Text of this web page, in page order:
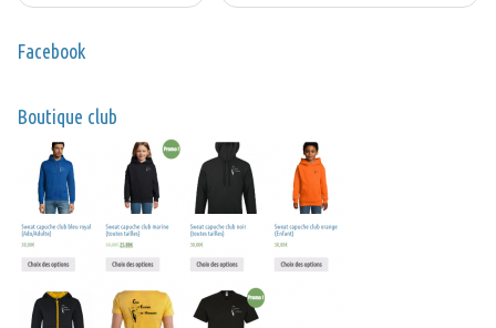
Facebook
Boutique club